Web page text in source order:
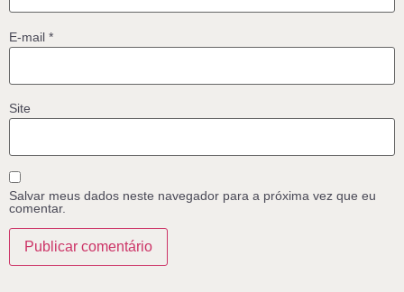
E-mail *
Site
Salvar meus dados neste navegador para a próxima vez que eu
comentar.